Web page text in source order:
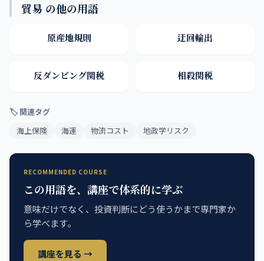
貿易 の他の用語
原産地規則 迂回輸出
反ダンピング関税 相殺関税
🏷 関連タグ
海上保険
海運 物流コスト 地政学リスク
RECOMMENDED COURSE
この用語を、講座で体系的に学ぶ
意味だけでなく、投資判断にどう使うかまで専門家か
ら学べます。
講座を見る →